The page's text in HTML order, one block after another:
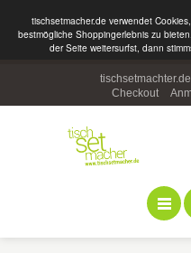
tischsetmacher.de verwendet
bestmögliche Shoppingerlebnis zu
der Seite weitersurfst, dann
Checkout